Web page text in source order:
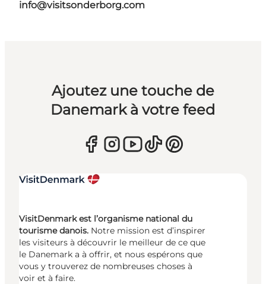
info@visitsonderborg.com
Ajoutez une touche de
Danemark à votre feed
VisitDenmark est l’organisme national du
tourisme danois. Notre mission est d’inspirer
les visiteurs à découvrir le meilleur de ce que
le Danemark a à offrir, et nous espérons que
vous y trouverez de nombreuses choses à
voir et à faire.